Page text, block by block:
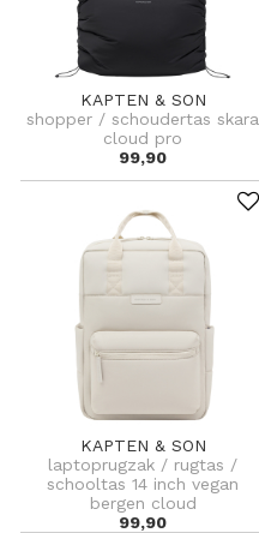
KAPTEN & SON
shopper / schoudertas skara
cloud pro
99,90
KAPTEN & SON
laptoprugzak / rugtas /
schooltas 14 inch vegan
bergen cloud
99,90